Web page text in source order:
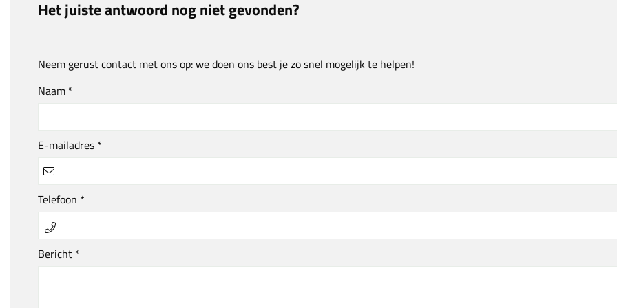
Het juiste antwoord nog niet gevonden?
Neem gerust contact met ons op: we doen ons best je zo snel mogelijk te helpen!
Naam *
E-mailadres *
Telefoon *
Bericht *